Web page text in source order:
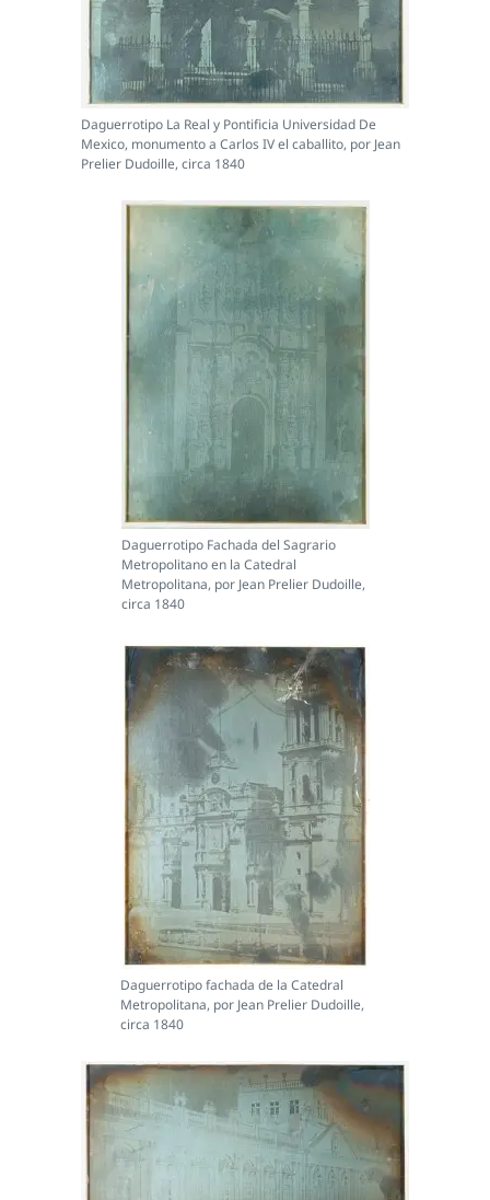
Daguerrotipo La Real y Pontificia Universidad De
Mexico, monumento a Carlos IV el caballito, por Jean
Prelier Dudoille, circa 1840
Daguerrotipo Fachada del Sagrario
Metropolitano en la Catedral
Metropolitana, por Jean Prelier Dudoille,
circa 1840
Daguerrotipo fachada de la Catedral
Metropolitana, por Jean Prelier Dudoille,
circa 1840